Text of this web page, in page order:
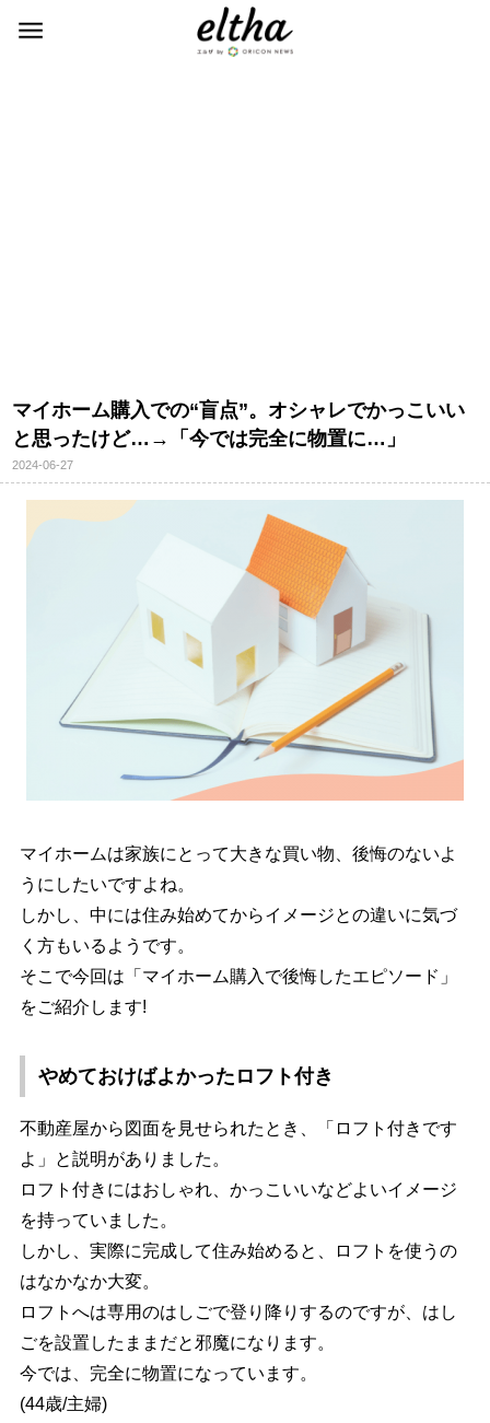
マイホーム購入での“盲点”。オシャレでかっこいい
と思ったけど…→「今では完全に物置に…」
2024-06-27
マイホームは家族にとって大きな買い物、後悔のないよ
うにしたいですよね。
しかし、中には住み始めてからイメージとの違いに気づ
く方もいるようです。
そこで今回は「マイホーム購入で後悔したエピソード」
をご紹介します!
めておけばよかったロフト付き
不動産屋から図面を見せられたとき、「ロフト付きです
よ」と説明がありました。
ロフト付きにはおしゃれ、かっこいいなどよいイメージ
を持っていました。
しかし、実際に完成して住み始めると、ロフトを使うの
はなかなか大変。
ロフトへは専用のはしごで登り降りするのですが、はし
ごを設置したままだと邪魔になります。
今では、完全に物置になっています。
(44歳/主婦)